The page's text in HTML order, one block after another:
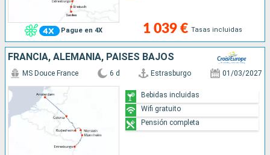
Pague en 4X 1 039 € Tasas incluidas
FRANCIA, ALEMANIA, PAISES BAJOS
MS Douce France 6 d Estrasburgo 01/03/2027
Bebidas incluidas
Wifi gratuito
Pensión completa